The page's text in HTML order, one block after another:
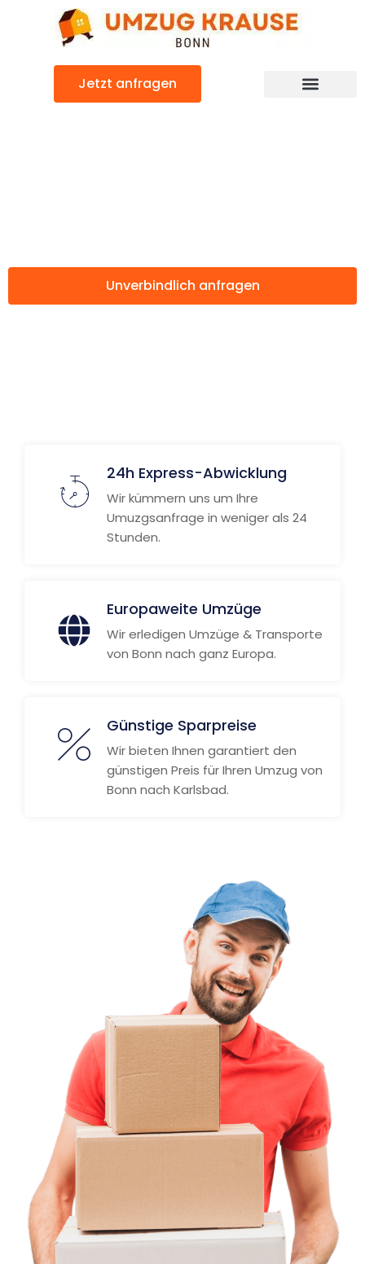
Jetzt anfragen
Unverbindlich anfragen
24h Express-Abwicklung
Wir kümmern uns um Ihre
Umuzgsanfrage in weniger als 24
Stunden.
Europaweite Umzüge
Wir erledigen Umzüge & Transporte
von Bonn nach ganz Europa.
Günstige Sparpreise
Wir bieten Ihnen garantiert den
günstigen Preis für Ihren Umzug von
Bonn nach Karlsbad.